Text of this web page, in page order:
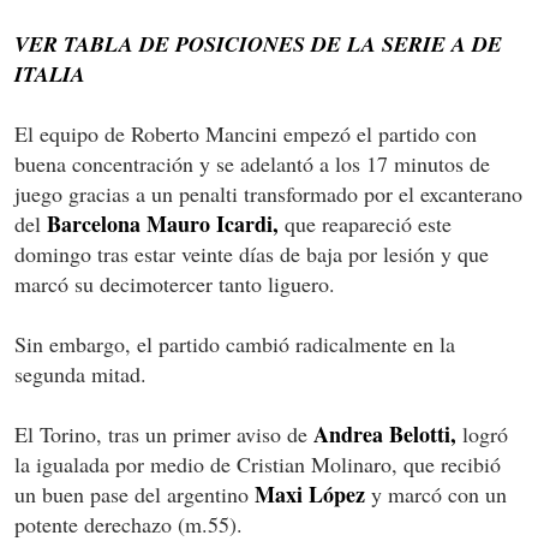
VER TABLA DE POSICIONES DE LA SERIE A DE
ITALIA
El equipo de Roberto Mancini empezó el partido con
buena concentración y se adelantó a los 17 minutos de
juego gracias a un penalti transformado por el excanterano
del Barcelona Mauro Icardi, que reapareció este
domingo tras estar veinte días de baja por lesión y que
marcó su decimotercer tanto liguero.
Sin embargo, el partido cambió radicalmente en la
segunda mitad.
El Torino, tras un primer aviso de Andrea Belotti, logró
la igualada por medio de Cristian Molinaro, que recibió
un buen pase del argentino Maxi López y marcó con un
potente derechazo (m.55).